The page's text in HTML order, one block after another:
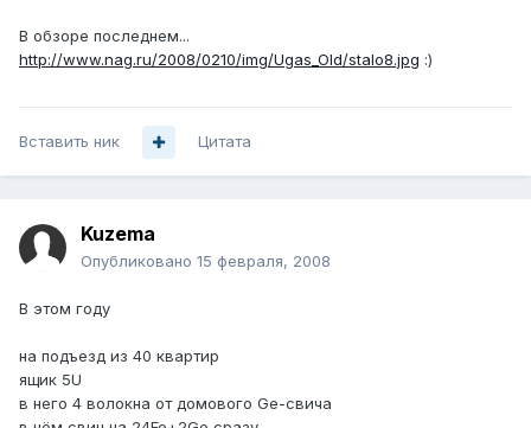
В обзоре последнем...
http://www.nag.ru/2008/0210/img/Ugas_Old/stalo8.jpg :)
Вставить ник Цитата
Kuzema
Опубликовано 15 февраля, 2008
В этом году
на подъезд из 40 квартир
ящик 5U
в него 4 волокна от домового Ge-свича